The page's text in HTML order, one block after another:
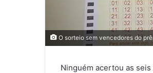
O sorteio sem vencedores do
Ninguém acertou as